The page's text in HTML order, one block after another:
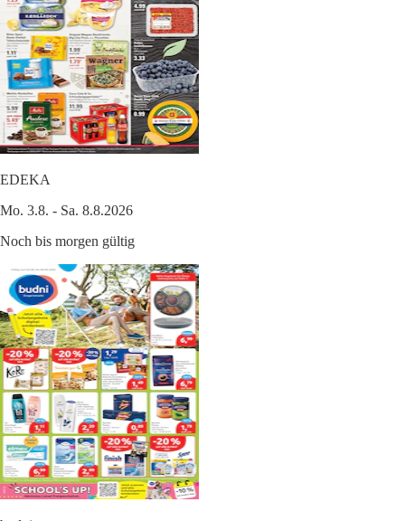
EDEKA
Mo. 3.8. - Sa. 8.8.2026
Noch bis morgen gültig